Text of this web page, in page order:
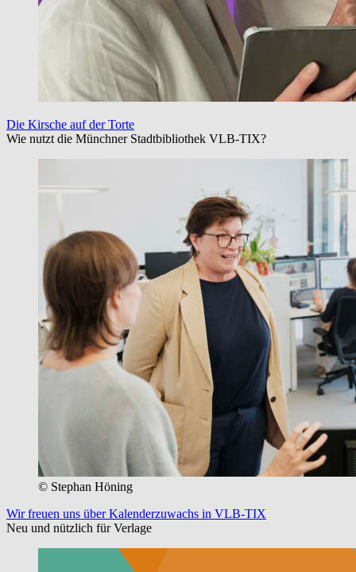
Die Kirsche auf der Torte
Wie nutzt die Münchner Stadtbibliothek VLB-TIX?
© Stephan Höning
Wir freuen uns über Kalenderzuwachs in VLB-TIX
Neu und nützlich für Verlage